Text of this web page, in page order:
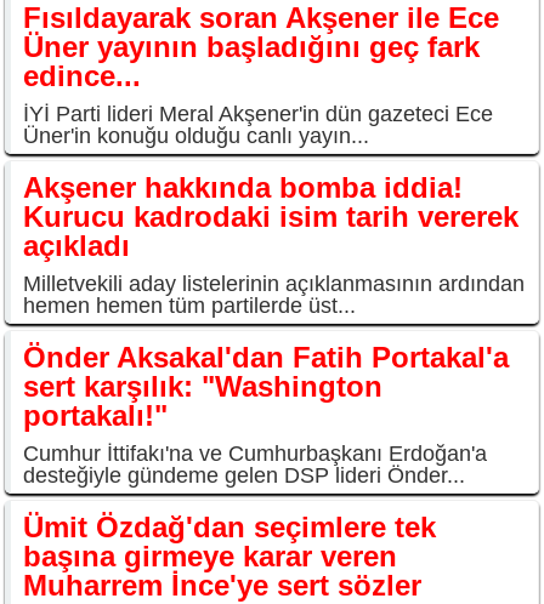
Fısıldayarak soran Akşener ile Ece
Üner yayının başladığını geç fark
edince...
İYİ Parti lideri Meral Akşener'in dün gazeteci Ece
Üner'in konuğu olduğu canlı yayın...
Akşener hakkında bomba iddia!
Kurucu kadrodaki isim tarih vererek
açıkladı
Milletvekili aday listelerinin açıklanmasının ardından
hemen hemen tüm partilerde üst...
Önder Aksakal'dan Fatih Portakal'a
sert karşılık: "Washington
portakalı!"
Cumhur İttifakı'na ve Cumhurbaşkanı Erdoğan'a
desteğiyle gündeme gelen DSP lideri Önder...
Ümit Özdağ'dan seçimlere tek
başına girmeye karar veren
Muharrem İnce'ye sert sözler